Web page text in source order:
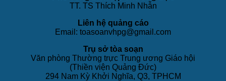
TT. TS Thích Minh Nhẫn
Liên hệ quảng cáo
Email: toasoanvhpg@gmail.com
Trụ sở tòa soạn
Văn phòng Thường trực Trung ương Giáo hội
(Thiền viện Quảng Đức)
294 Nam Kỳ Khởi Nghĩa, Q3, TPHCM